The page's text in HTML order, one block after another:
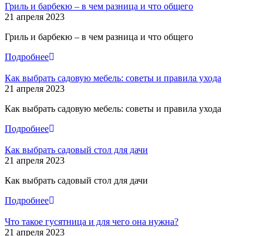
Гриль и барбекю – в чем разница и что общего
21 апреля 2023
Гриль и барбекю – в чем разница и что общего
Подробнее
Как выбрать садовую мебель: советы и правила ухода
21 апреля 2023
Как выбрать садовую мебель: советы и правила ухода
Подробнее
Как выбрать садовый стол для дачи
21 апреля 2023
Как выбрать садовый стол для дачи
Подробнее
Что такое гусятница и для чего она нужна?
21 апреля 2023